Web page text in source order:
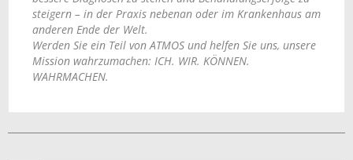
steigern – in der Praxis nebenan oder im Krankenhaus am
anderen Ende der Welt.
Werden Sie ein Teil von ATMOS und helfen Sie uns, unsere
Mission wahrzumachen: ICH. WIR. KÖNNEN.
WAHRMACHEN.